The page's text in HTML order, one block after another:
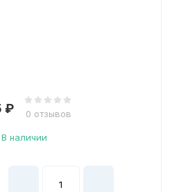
₽ 0 отзывов
В наличии